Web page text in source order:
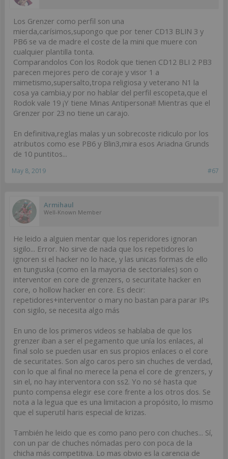
Los Grenzer como perfil son una
mierda,carísimos,supongo que por tener CD13 BLIN 3 y
PB6 se va de madre el coste de la mini que muere con
cualquier plantilla tonta.
Comparandolos Con los Rodok que tienen CD12 BLI 2 PB3
parecen mejores pero de coraje y visor 1 a
mimetismo,supersalto,tropa religiosa y veterano N1 la
cosa ya cambia,y por no hablar del perfil escopeta,que el
Rodok vale 19 ¡Y tiene Minas Antipersona!! Mientras que el
Grenzer por 23 no tiene un carajo.
En definitiva,reglas malas y un sobrecoste ridiculo por los
atributos como ese PB6 y Blin3,mira esos Ariadna Grunds
de 10 puntitos...
#67
May 8, 2019
Armihaul
Well-Known Member
He leido a alguien mentar que los reperidores ignoran
sigilo... Error. No sirve de nada que los repetidores lo
ignoren si el hacker no lo hace, y las unicas formas de ello
en tunguska (como en la mayoria de sectoriales) son o
interventor en core de grenzers, o securitate hacker en
core, o hollow hacker en core. Es decir:
repetidores+interventor o mary no bastan para parar IPs
con sigilo, se necesita algo más
En uno de los primeros videos se hablaba de que los
grenzer iban a ser el pegamento que unía los enlaces, al
final solo se pueden usar en sus propios enlaces o el core
de securitates. Son algo caros pero sin chuches de verdad,
con lo que al final no merece la pena el core de grenzers, y
sin el, no hay interventora con ss2. Yo no sé hasta que
punto compensa elegir ese core frente a los otros dos. Se
nota a la legua que es una limitacion a propósito, lo mismo
que el superutil haris especial de krizas.
También he leido que es como pano pero con chuches... Sí,
con un par de chuches nómadas pero con poca de la
chicha más competitiva. Lo mas obvio es la carencia de